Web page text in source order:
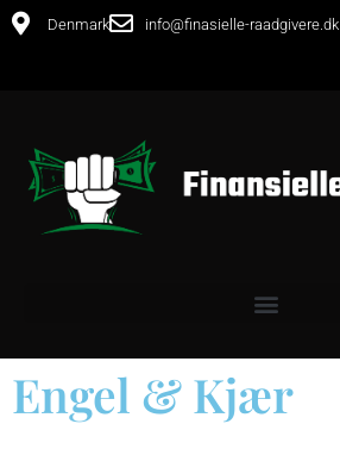
Denmark info@finasielle-raadgivere.dk
Engel & Kjær